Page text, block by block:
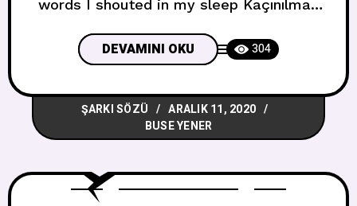
words I shouted in my sleep Kaçınılmaz
savaşlarımı seçmeye
çalıştımSefaletUykumda haykırdığım
kelimelerin savaşı gibi And you passed
right byI was in the alley, surrounded on
all sidesThe knife cuts both waysIf the
DEVAMINI OKU 304
ŞARKI SÖZÜ
ARALIK 11, 2020
BUSE YENER